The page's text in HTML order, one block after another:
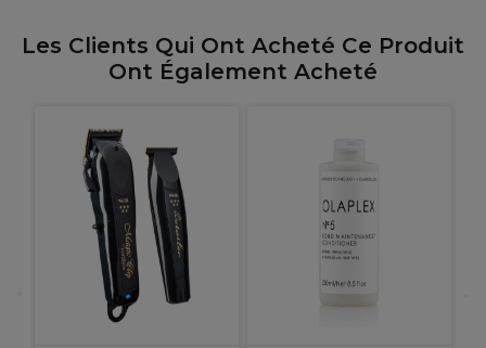
Les Clients Qui Ont Acheté Ce Produit
Ont Également Acheté